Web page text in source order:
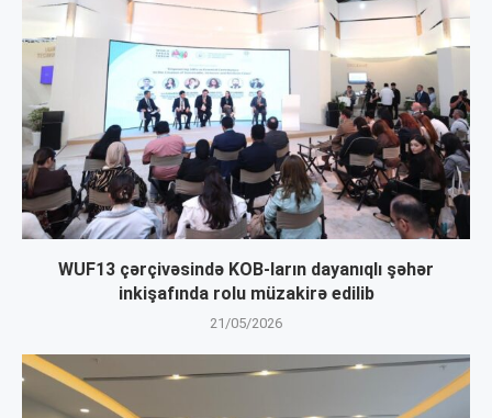
WUF13 çərçivəsində KOB-ların dayanıqlı şəhər
inkişafında rolu müzakirə edilib
21/05/2026